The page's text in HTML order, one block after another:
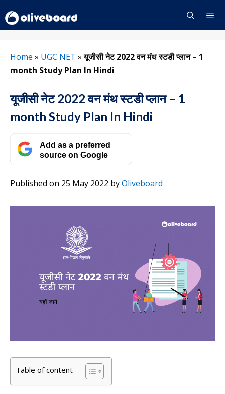
to
content
Home » UGC NET »यूजीसी नेट 2022 वन मंथ स्टडी प्लान – 1
month Study Plan In Hindi
यूजीसी नेट 2022 वन मंथ स्टडी प्लान – 1
month Study Plan In Hindi
Add as a preferred
source on Google
Published on 25 May 2022 byOliveboard
Table of content